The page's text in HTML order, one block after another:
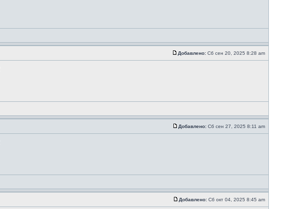
Добавлено: Сб сен 20, 2025 8:28 am
Добавлено: Сб сен 27, 2025 8:11 am
Добавлено: Сб окт 04, 2025 8:45 am